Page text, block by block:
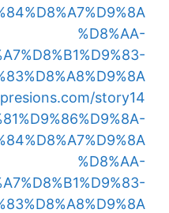
%D8%AA-
story14
%D8%AA-